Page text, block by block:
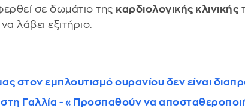
σε δωμάτιο της καρδιολογικής κλινικής
λάβει εξιτήριο.
στον εμπλουτισμό ουρανίου δεν είναι
στη Γαλλία - «Προσπαθούν να